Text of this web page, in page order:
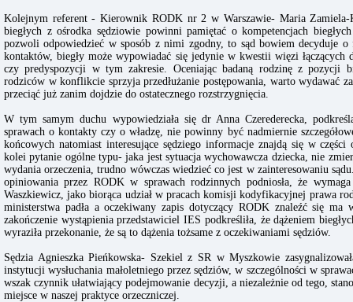
Kolejnym referent - Kierownik RODK nr 2 w Warszawie- Maria Zamiela-
biegłych z ośrodka sędziowie powinni pamiętać o kompetencjach
pozwoli odpowiedzieć w sposób z nimi zgodny, to sąd bowiem decyduje
kontaktów, biegły może wypowiadać się jedynie w kwestii więzi
czy predyspozycji w tym zakresie. Oceniając badaną rodzinę z pozycji
rodziców w konflikcie sprzyja przedłużanie postępowania, warto wydawać
przeciąć już zanim dojdzie do ostatecznego rozstrzygnięcia.
W tym samym duchu wypowiedziała się dr Anna Czerederecka,
sprawach o kontakty czy o władzę, nie powinny być nadmiernie
końcowych natomiast interesujące sędziego informacje znajdą się w
kolei pytanie ogólne typu- jaka jest sytuacja wychowawcza dziecka, nie
wydania orzeczenia, trudno wówczas wiedzieć co jest w zainteresowaniu
opiniowania przez RODK w sprawach rodzinnych podniosła, że
Waszkiewicz, jako biorąca udział w pracach komisji kodyfikacyjnej prawa
ministerstwa padła a oczekiwany zapis dotyczący RODK znaleźć się
zakończenie wystąpienia przedstawiciel IES podkreśliła, że dążeniem
wyraziła przekonanie, że są to dążenia tożsame z oczekiwaniami sędziów.
Sędzia Agnieszka Pieńkowska- Szekiel z SR w Myszkowie
instytucji wysłuchania małoletniego przez sędziów, w szczególności w
wszak czynnik ułatwiający podejmowanie decyzji, a niezależnie od tego,
miejsce w naszej praktyce orzeczniczej.